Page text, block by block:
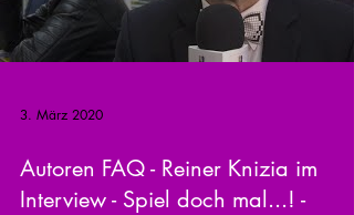
3. März 2020
Autoren FAQ - Reiner Knizia im
Interview - Spiel doch mal...! -